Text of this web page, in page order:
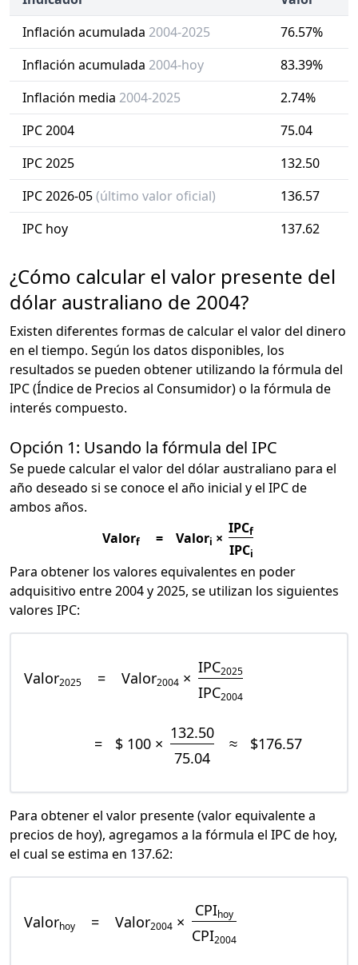
Inflación acumulada 2004-2025
76.57%
Inflación acumulada 2004-hoy
83.39%
Inflación media 2004-2025
2.74%
IPC 2004
75.04
IPC 2025
132.50
IPC 2026-05(último valor oficial)
136.57
IPC hoy
137.62
¿Cómo calcular el valor presente del
dólar australiano de 2004?
Existen diferentes formas de calcular el valor del dinero
en el tiempo. Según los datos disponibles, los
resultados se pueden obtener utilizando la fórmula del
IPC (Índice de Precios al Consumidor) o la fórmula de
interés compuesto.
Opción 1: Usando la fórmula del IPC
Se puede calcular el valor del dólar australiano para el
año deseado si se conoce el año inicial y el IPC de
ambos años.
Valorf = Valori ×
IPCf
IPCi
Para obtener los valores equivalentes en poder
adquisitivo entre 2004 y 2025, se utilizan los siguientes
valores IPC:
Valor2025 = Valor2004 ×
IPC2025
IPC2004
= $ 100 ×
132.50
75.04
≈ $176.57
Para obtener el valor presente (valor equivalente a
precios de hoy), agregamos a la fórmula el IPC de hoy,
el cual se estima en 137.62:
Valorhoy = Valor2004 ×
CPIhoy
CPI2004